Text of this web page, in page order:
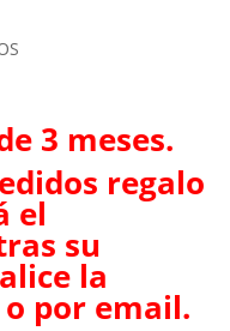
3 meses.
regalo
el
su
la
por email.